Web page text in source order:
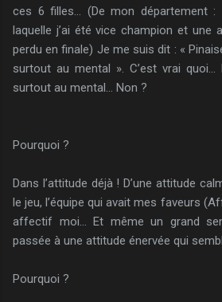
ces 6 filles… (De mon département
laquelle j’ai été vice champion et une
perdu en finale) Je me suis dit : «
surtout au mental ». C’est vrai quoi…
surtout au mental… Non ?
Pourquoi ?
Dans l’attitude déjà ! D’une attitude
le jeu, l’équipe qui avait mes faveurs
affectif moi… Et même un grand
passée à une attitude énervée qui
Pourquoi ?